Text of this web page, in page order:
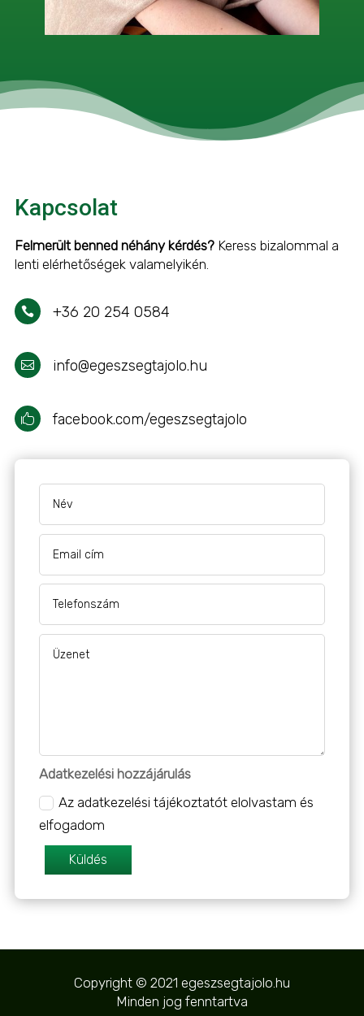
Kapcsolat
Felmerült benned néhány kérdés?Keress bizalommal a
lenti elérhetőségek valamelyikén.
 +36 20 254 0584
 info@egeszsegtajolo.hu
 facebook.com/egeszsegtajolo
Adatkezelési hozzájárulás
Az adatkezelési tájékoztatót elolvastam és
elfogadom
Küldés
Copyright © 2021 egeszsegtajolo.hu
Minden jog fenntartva